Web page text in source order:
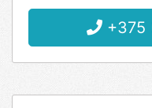
+375